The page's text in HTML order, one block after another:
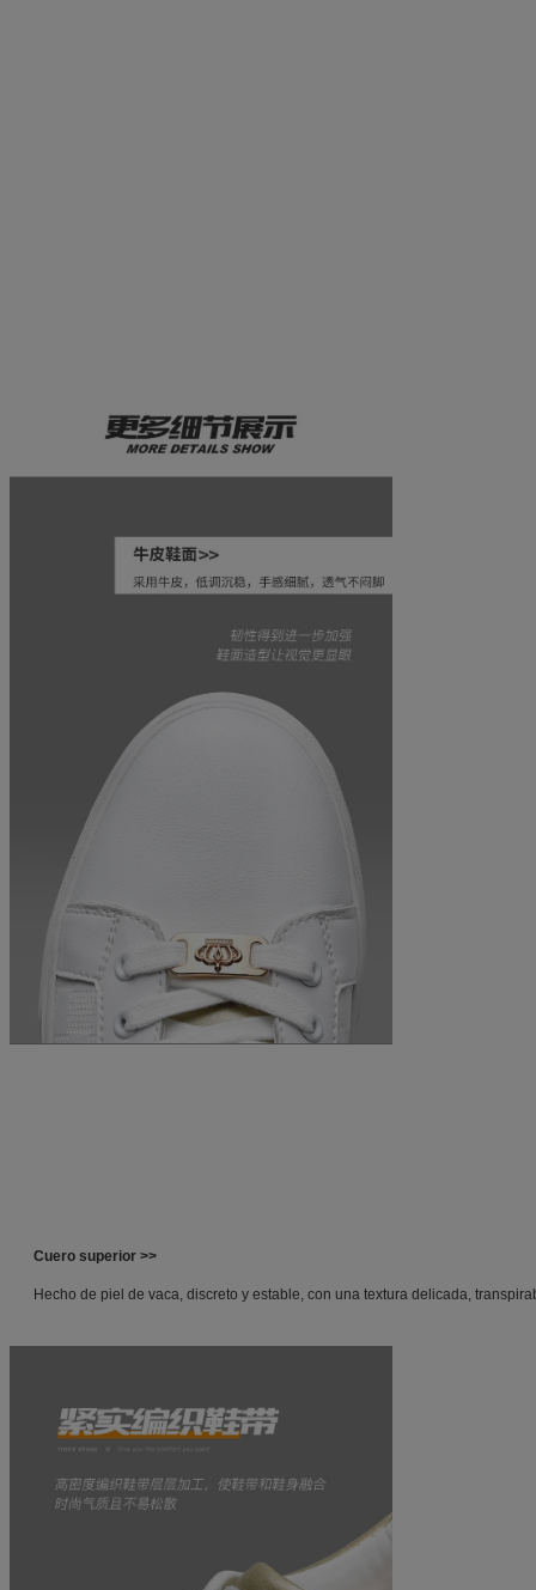
Cuero superior >>
Hecho de piel de vaca, discreto y estable, con una textura delicada,